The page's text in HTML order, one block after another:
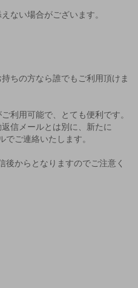
ない場合がございます。
ちの方なら誰でもご利用頂けま
利用可能で、とても便利です。
信メールとは別に、新たに
でご連絡いたします。
後からとなりますのでご注意く